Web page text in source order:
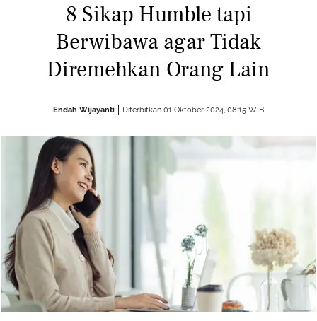
8 Sikap Humble tapi
Berwibawa agar Tidak
Diremehkan Orang Lain
Endah Wijayanti Diterbitkan 01 Oktober 2024, 08:15 WIB